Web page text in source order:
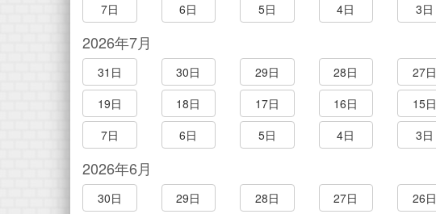
7日 6日 5日 4日 3日
2026年7月
31日 30日 29日 28日 27日
19日
18日 17日 16日 15日
7日
6日 5日 4日 3日
2026年6月
30日 29日 28日 27日 26日